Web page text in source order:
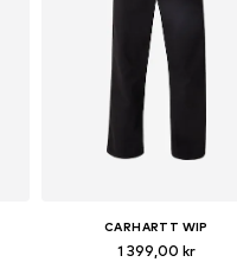
CARHARTT WIP
1 399,00 kr